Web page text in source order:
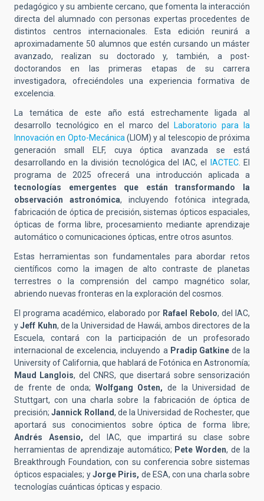
pedagógico y su ambiente cercano, que fomenta la interacción
directa del alumnado con personas expertas procedentes de
distintos centros internacionales. Esta edición reunirá a
aproximadamente 50 alumnos que estén cursando un máster
avanzado, realizan su doctorado y, también, a post-
doctorandos en las primeras etapas de su carrera
investigadora, ofreciéndoles una experiencia formativa de
excelencia.
La temática de este año está estrechamente ligada al
desarrollo tecnológico en el marco del
Laboratorio para la
Innovación en Opto-Mecánica(LIOM) y al telescopio de próxima
generación small ELF, cuya óptica avanzada se está
desarrollando en la división tecnológica del IAC, el
IACTEC. El
programa de 2025 ofrecerá una introducción aplicada a
tecnologías emergentes que están transformando la
observación astronómica, incluyendo fotónica integrada,
fabricación de óptica de precisión, sistemas ópticos espaciales,
ópticas de forma libre, procesamiento mediante aprendizaje
automático o comunicaciones ópticas, entre otros asuntos.
Estas herramientas son fundamentales para abordar retos
científicos como la imagen de alto contraste de planetas
terrestres o la comprensión del campo magnético solar,
abriendo nuevas fronteras en la exploración del cosmos.
El programa académico, elaborado por Rafael Rebolo, del IAC,
yJeff Kuhn, de la Universidad de Hawái, ambos directores de la
Escuela, contará con la participación de un profesorado
internacional de excelencia, incluyendo a Pradip Gatkinede la
University of California, que hablará de Fotónica en Astronomía;
Maud Langlois, del CNRS, que disertará sobre sensorización
de frente de onda; Wolfgang Osten, de la Universidad de
Stuttgart, con una charla sobre la fabricación de óptica de
precisión;Jannick Rolland, de la Universidad de Rochester, que
aportará sus conocimientos sobre óptica de forma libre;
Andrés Asensio, del IAC, que impartirá su clase sobre
herramientas de aprendizaje automático; Pete Worden, de la
Breakthrough Foundation, con su conferencia sobre sistemas
ópticos espaciales; yJorge Piris, de ESA, con una charla sobre
tecnologías cuánticas ópticas y espacio.